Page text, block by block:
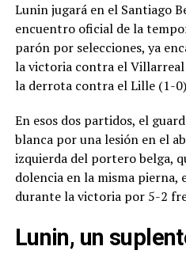
Lunin jugará en el Santiago
encuentro oficial de la
parón por selecciones, ya
la victoria contra el Villarreal
la derrota contra el Lille (1-
En esos dos partidos, el
blanca por una lesión en el
izquierda del portero belga,
dolencia en la misma pierna,
durante la victoria por 5-2
Lunin, un